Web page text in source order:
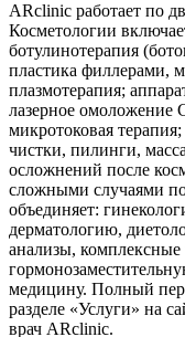
ARclinic работает по
Косметологии
ботулинотерапия
пластика филлерами,
плазмотерапия;
лазерное омоложение
микротоковая
чистки, пилинги,
осложнений после
сложными случаями
объединяет:
дерматологию,
анализы,
медицину. Полный
разделе «Услуги» на
врач ARclinic.